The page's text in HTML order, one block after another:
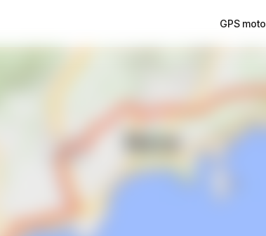
GPS moto